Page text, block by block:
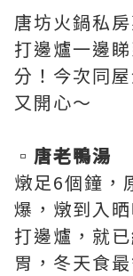
唐坊火鍋私
打邊爐一邊
分！今次同
又開心～
▫️ 唐老鴨湯
燉足6個鐘，
爆，燉到入
打邊爐，就
胃，冬天食最